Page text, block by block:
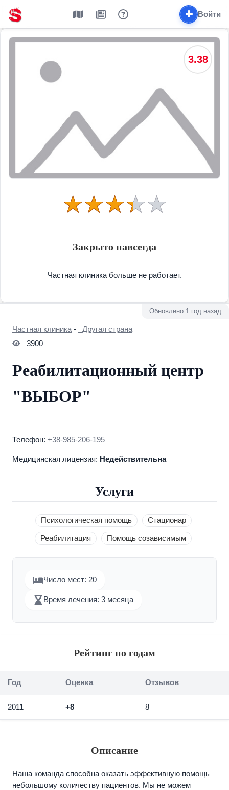
✚ Войти
3.38
Закрыто навсегда
Частная клиника больше не работает.
Частная клиника -
_Другая страна
3900
Реабилитационный центр
"ВЫБОР"
Телефон: +38-985-206-195
Медицинская лицензия: Недействительна
Обновлено 1 год назад
Услуги
Психологическая помощь Стационар
Реабилитация Помощь созависимым
Число мест: 20
Время лечения: 3 месяца
Рейтинг по годам
Год Оценка Отзывов
2011 +8 8
Описание
Наша команда способна оказать эффективную помощь
небольшому количеству пациентов. Мы не можем